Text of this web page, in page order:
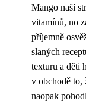
Mango naší
vitamínů, no
příjemně
slaných
texturu a děti
v obchodě to,
naopak